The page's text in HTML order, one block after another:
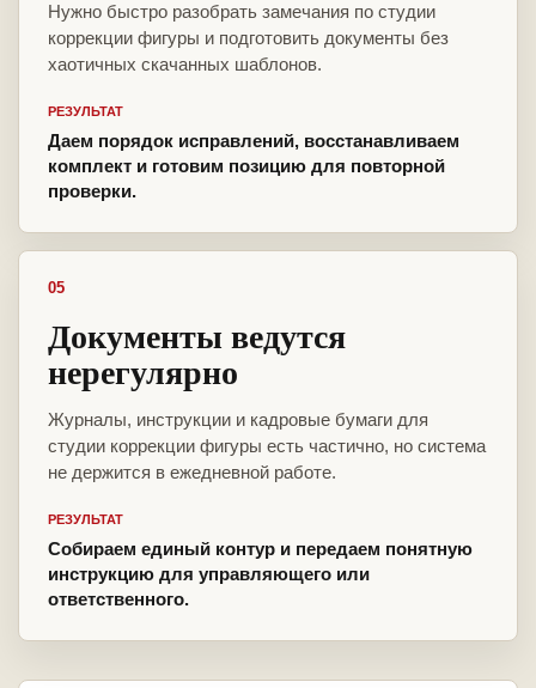
Нужно быстро разобрать замечания по студии
коррекции фигуры и подготовить документы без
хаотичных скачанных шаблонов.
РЕЗУЛЬТАТ
Даем порядок исправлений, восстанавливаем
комплект и готовим позицию для повторной
проверки.
05
Документы ведутся
нерегулярно
Журналы, инструкции и кадровые бумаги для
студии коррекции фигуры есть частично, но система
не держится в ежедневной работе.
РЕЗУЛЬТАТ
Собираем единый контур и передаем понятную
инструкцию для управляющего или
ответственного.